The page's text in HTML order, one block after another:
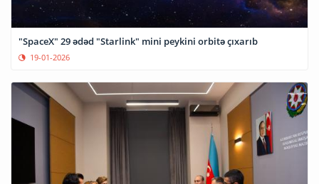
"SpaceX" 29 ədəd "Starlink" mini peykini orbitə çıxarıb
19-01-2026